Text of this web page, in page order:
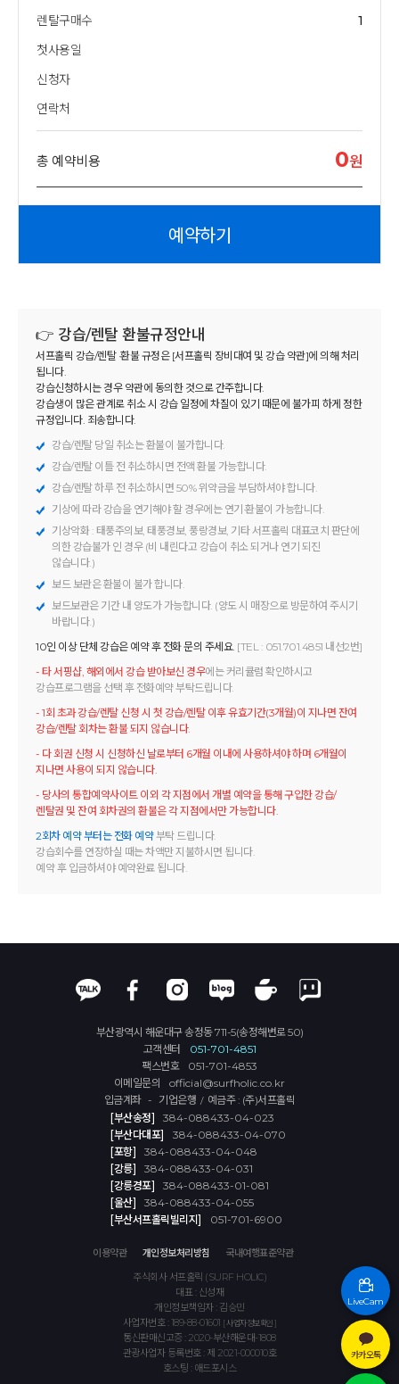
렌탈구매수
1
첫사용일
신청자
연락처
총 예약비용 0원
예약하기
👉 강습/렌탈 환불규정안내
서프홀릭 강습/렌탈 ·환불 규정은 [서프홀릭 장비대여 및 강습 약관]에 의해 처리
됩니다.
강습신청하시는 경우 약관에 동의한 것으로 간주합니다.
강습생이 많은 관계로 취소 시 강습 일정에 차질이 있기 때문에 불가피 하게 정한
규정입니다. 죄송합니다.
강습/렌탈 당일 취소는 환불이 불가합니다.
강습/렌탈 이틀 전 취소하시면 전액 환불 가능합니다.
강습/렌탈 하루 전 취소하시면 50% 위약금을 부담하셔야 합니다.
기상에 따라 강습을 연기해야 할 경우에는 연기·환불이 가능합니다.
기상악화 : 태풍주의보, 태풍경보, 풍랑경보, 기타 서프홀릭 대표코치 판단에
의한 강습불가 인 경우 (비 내린다고 강습이 취소 되거나 연기 되진
않습니다.)
보드 보관은 환불이 불가 합니다.
보드보관은 기간 내 양도가 가능합니다. (양도 시 매장으로 방문하여 주시기
바랍니다.)
10인 이상 단체 강습은 예약 후 전화 문의 주세요. [TEL : 051.701.4851 내선2번]
- 타 서핑샵, 해외에서 강습 받아보신 경우에는 커리큘럼 확인하시고
강습프로그램을 선택 후 전화예약 부탁드립니다.
- 1회 초과 강습/렌탈 신청 시 첫 강습/렌탈 이후 유효기간(3개월)이 지나면 잔여
강습/렌탈 회차는 환불 되지 않습니다.
- 다 회권 신청 시 신청하신 날로부터 6개월 이내에 사용하셔야 하며 6개월이
지나면 사용이 되지 않습니다.
- 당사의 통합예약사이트 이외 각 지점에서 개별 예약을 통해 구입한 강습/
렌탈권 및 잔여 회차권의 환불은 각 지점에서만 가능합니다.
2회차 예약 부터는 전화 예약 부탁 드립니다.
강습회수를 연장하실 때는 차액만 지불하시면 됩니다.
예약 후 입금하셔야 예약완료 됩니다.
부산광역시 해운대구 송정동 711-5(송정해변로 50)
고객센터
051-701-4851
팩스번호
051-701-4853
이메일문의
official@surfholic.co.kr
입금계좌 - 기업은행/예금주 : (주)서프홀릭
[부산송정]
384-088433-04-023
[부산다대포]
384-088433-04-070
[포항]
384-088433-04-048
[강릉]
384-088433-04-031
[강릉경포]
384-088433-01-081
[울산]
384-088433-04-055
[부산서프홀릭빌리지]
051-701-6900
이용약관 개인정보처리방침
국내여행표준약관
주식회사 서프홀릭 (SURF HOLIC)
대표 : 신성재
개인정보책임자 : 김승민
사업자번호 : 189-88-01601 [ 사업자정보확인 ]
통신판매신고증 : 2020-부산해운대-1808
관광사업자 등록번호 : 제 2021-000010호
호스팅 : 애드포시스
LiveCam
카카오톡